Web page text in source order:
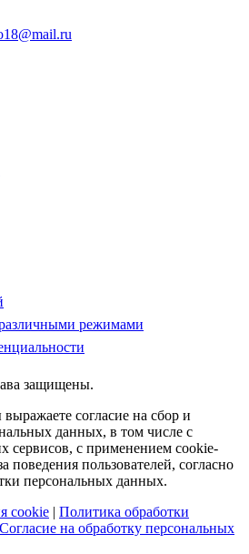
режимами
защищены.
согласие на сбор и
данных, в том числе с
сервисов, с применением cookie-
поведения пользователей, согласно
персональных данных.
cookie | Политика обработки
Согласие на обработку персональных